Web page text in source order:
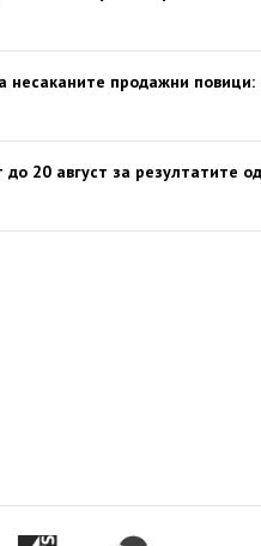
несаканите продажни
до 20 август за резултатите